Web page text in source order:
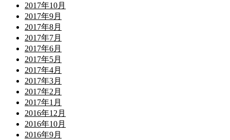
2017年10月
2017年9月
2017年8月
2017年7月
2017年6月
2017年5月
2017年4月
2017年3月
2017年2月
2017年1月
2016年12月
2016年10月
2016年9月